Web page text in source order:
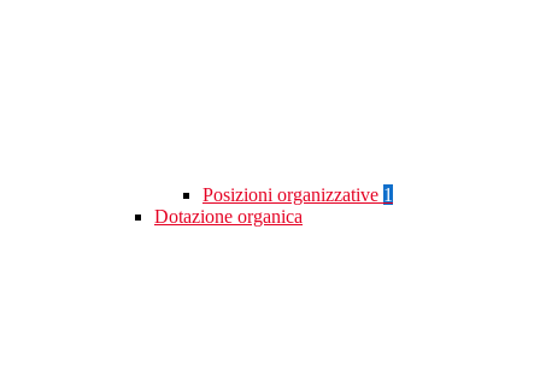
Posizioni organizzative 1
Dotazione organica